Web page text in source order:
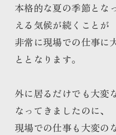
本格的な夏の季節とな
える気候が続くことが
非常に現場での仕事に
ととなります。
外に居るだけでも大変
なってきましたのに、
現場での仕事も大変の